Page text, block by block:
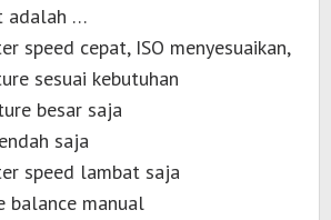
adalah …
speed cepat, ISO menyesuaikan,
sesuai kebutuhan
besar saja
saja
speed lambat saja
balance manual